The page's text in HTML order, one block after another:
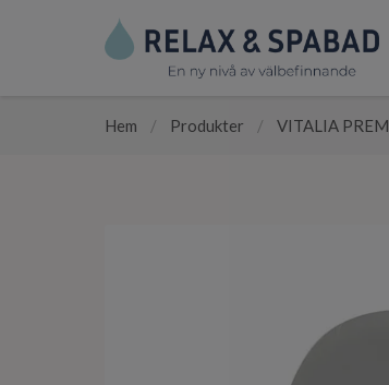
Hem / Produkter / VITALIA